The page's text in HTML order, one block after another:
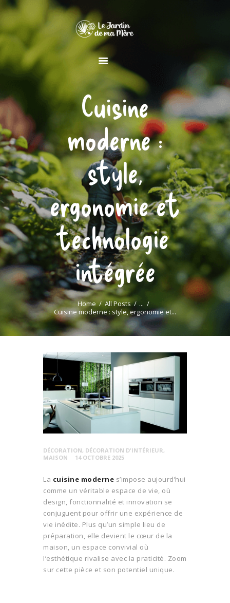
Cuisine
moderne :
style,
ergonomie et
technologie
intégrée
Home All Posts
...
Cuisine moderne : style, ergonomie et...
MAISON
JARDIN
DÉCORATION
DÉCORATION, DÉCORATION D'INTÉRIEUR,
MAISON
14 OCTOBRE 2025
La cuisine moderne s’impose aujourd’hui
comme un véritable espace de vie, où
design, fonctionnalité et innovation se
conjuguent pour offrir une expérience de
vie inédite. Plus qu’un simple lieu de
préparation, elle devient le cœur de la
maison, un espace convivial où
l’esthétique rivalise avec la praticité. Zoom
sur cette pièce et son potentiel unique.